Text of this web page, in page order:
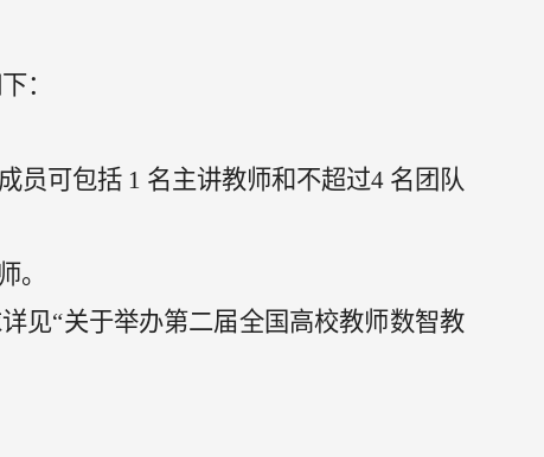
：
员可包括1 名主讲教师和不超过4 名团队
。
见“关于举办第二届全国高校教师数智教